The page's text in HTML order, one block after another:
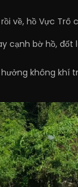
về, hồ Vực
cạnh bờ hồ,
hưởng không khí